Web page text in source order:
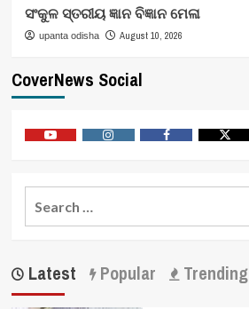
ସଂକୁଳ ସ୍ତରୀୟ ଜ୍ଞାନ ବିଜ୍ଞାନ ମେଳା
upanta odisha August 10, 2026
CoverNews Social
Latest Popular Trending